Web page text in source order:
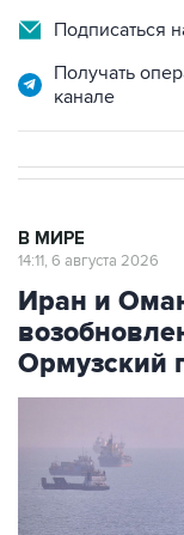
Подписаться
Получать
канале
В МИРЕ
14:11, 6 августа 2026
Иран и
Ормузский